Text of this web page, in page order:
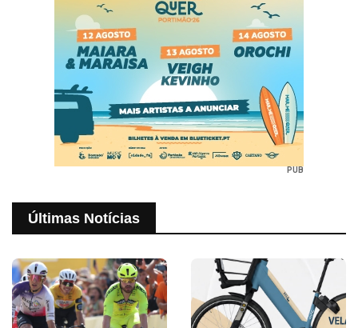
PUB
Últimas Notícias